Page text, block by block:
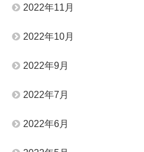
2022年11月
2022年10月
2022年9月
2022年7月
2022年6月